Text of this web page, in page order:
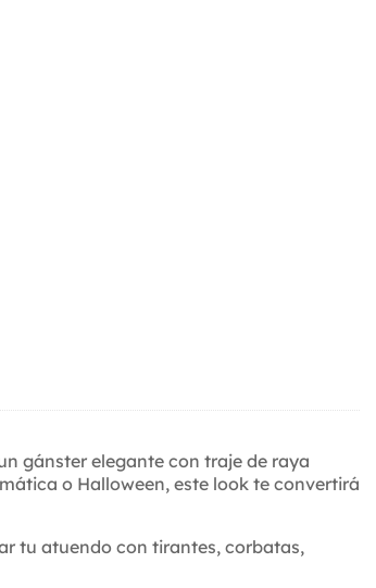
gánster elegante con traje de raya
o Halloween, este look te convertirá
tu atuendo con tirantes, corbatas,